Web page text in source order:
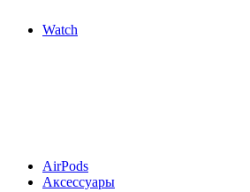
Watch
AirPods
Аксессуары